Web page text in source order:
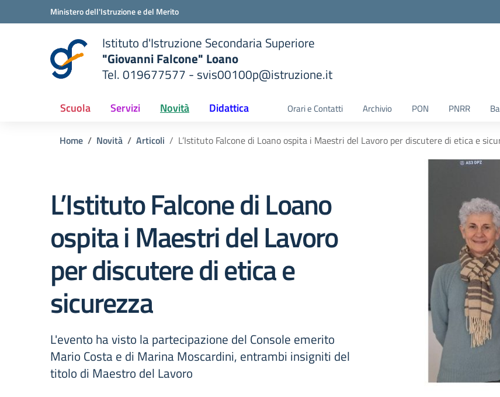
Vai ai contenuti
Vai al menu di navigazioneMinistero dell'Istruzione e del Merito
Istituto d'Istruzione Secondaria Superiore
"Giovanni Falcone" Loano
Tel. 019677577 - svis00100p@istruzione.it
Scuola Servizi Novità Didattica Orari e Contatti Archivio PON PNRR
Home Novità Articoli L’Istituto Falcone di Loano ospita i Maestri del Lavoro per discutere di etica e
L’Istituto Falcone di Loano
ospita i Maestri del Lavoro
per discutere di etica e
sicurezza
L'evento ha visto la partecipazione del Console emerito
Mario Costa e di Marina Moscardini, entrambi insigniti del
titolo di Maestro del Lavoro